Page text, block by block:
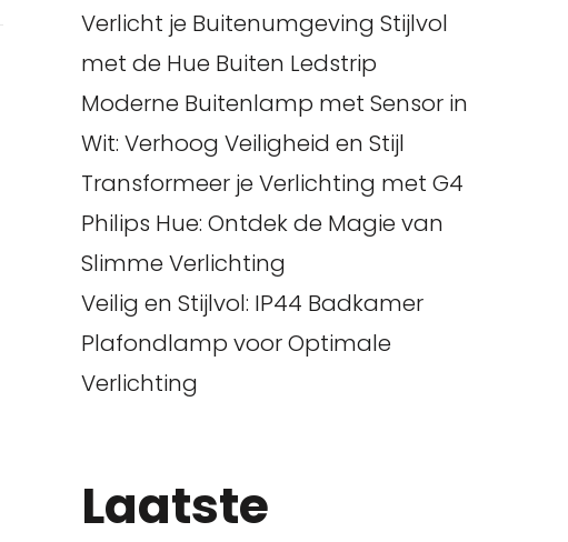
Verlicht je Buitenumgeving Stijlvol
met de Hue Buiten Ledstrip
Moderne Buitenlamp met Sensor in
Wit: Verhoog Veiligheid en Stijl
Transformeer je Verlichting met G4
Philips Hue: Ontdek de Magie van
Slimme Verlichting
Veilig en Stijlvol: IP44 Badkamer
Plafondlamp voor Optimale
Verlichting
Laatste